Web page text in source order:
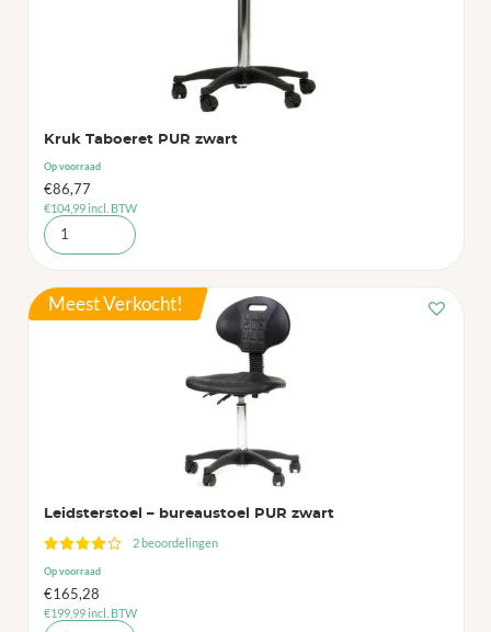
Kruk Taboeret PUR zwart
Op voorraad
€86,77
€104,99incl. BTW
Meest Verkocht!
Leidsterstoel – bureaustoel PUR zwart
2 beoordelingen
Op voorraad
€165,28
€199,99incl. BTW